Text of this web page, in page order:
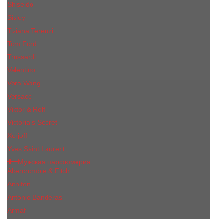
Shiseido
Sisley
Tiziana Terenzi
Tom Ford
Trussardi
Valentino
Vera Wang
Versace
Viktor & Rolf
Victoria s Secret
Xerjoff
Yves Saint Laurent
Мужская парфюмерия
Abercrombie & Fitch
Annifen
Antonio Banderas
Armaf